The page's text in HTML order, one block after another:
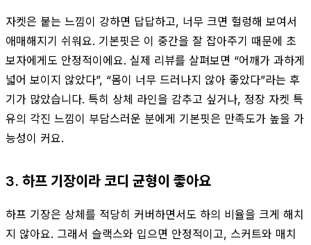
자켓은 붙는 느낌이 강하면 답답하고, 너무 크면 헐렁해 보여서
애매해지기 쉬워요. 기본핏은 이 중간을 잘 잡아주기 때문에 초
보자에게도 안정적이에요. 실제 리뷰를 살펴보면 “어깨가 과하게
넓어 보이지 않았다”, “몸이 너무 드러나지 않아 좋았다”라는 후
기가 많았습니다. 특히 상체 라인을 감추고 싶거나, 정장 자켓 특
유의 각진 느낌이 부담스러운 분에게 기본핏은 만족도가 높을 가
능성이 커요.
3. 하프 기장이라 코디 균형이 좋아요
하프 기장은 상체를 적당히 커버하면서도 하의 비율을 크게 해치
지 않아요. 그래서 슬랙스와 입으면 안정적이고, 스커트와 매치